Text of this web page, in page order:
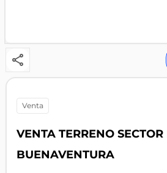
venta
VENTA TERRENO
BUENAVENTURA